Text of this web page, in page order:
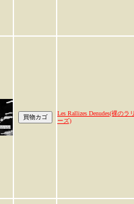
Les Rallizes Denudes(裸のラ
ーズ)